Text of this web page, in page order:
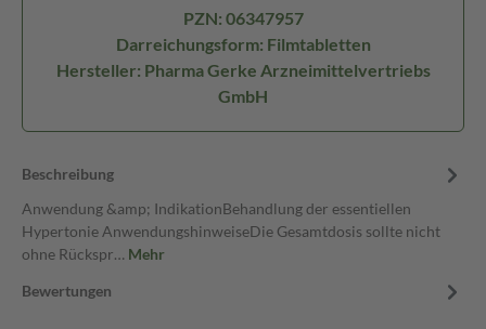
PZN: 06347957
Darreichungsform: Filmtabletten
Hersteller: Pharma Gerke Arzneimittelvertriebs
GmbH
Beschreibung
Anwendung &amp; IndikationBehandlung der essentiellen
Hypertonie AnwendungshinweiseDie Gesamtdosis sollte nicht
ohne Rückspr… Mehr
Bewertungen